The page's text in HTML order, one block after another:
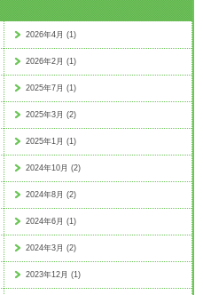
2026年4月 (1)
2026年2月 (1)
2025年7月 (1)
2025年3月 (2)
2025年1月 (1)
2024年10月 (2)
2024年8月 (2)
2024年6月 (1)
2024年3月 (2)
2023年12月 (1)